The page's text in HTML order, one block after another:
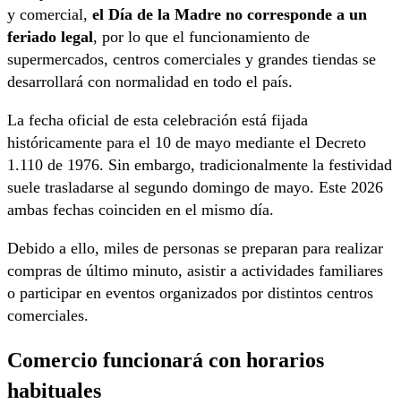
y comercial, el Día de la Madre no corresponde a un
feriado legal, por lo que el funcionamiento de
supermercados, centros comerciales y grandes tiendas se
desarrollará con normalidad en todo el país.
La fecha oficial de esta celebración está fijada
históricamente para el 10 de mayo mediante el Decreto
1.110 de 1976. Sin embargo, tradicionalmente la festividad
suele trasladarse al segundo domingo de mayo. Este 2026
ambas fechas coinciden en el mismo día.
Debido a ello, miles de personas se preparan para realizar
compras de último minuto, asistir a actividades familiares
o participar en eventos organizados por distintos centros
comerciales.
Comercio funcionará con horarios
habituales